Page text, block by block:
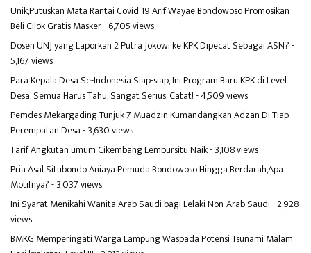
Unik,Putuskan Mata Rantai Covid 19 Arif Wayae Bondowoso Promosikan
Beli Cilok Gratis Masker- 6,705 views
Dosen UNJ yang Laporkan 2 Putra Jokowi ke KPK Dipecat Sebagai ASN?-
5,167 views
Para Kepala Desa Se-Indonesia Siap-siap, Ini Program Baru KPK di Level
Desa, Semua Harus Tahu, Sangat Serius, Catat!- 4,509 views
Pemdes Mekargading Tunjuk 7 Muadzin Kumandangkan Adzan Di Tiap
Perempatan Desa- 3,630 views
Tarif Angkutan umum Cikembang Lembursitu Naik- 3,108 views
Pria Asal Situbondo Aniaya Pemuda Bondowoso Hingga Berdarah,Apa
Motifnya?- 3,037 views
Ini Syarat Menikahi Wanita Arab Saudi bagi Lelaki Non-Arab Saudi- 2,928
views
BMKG Memperingati Warga Lampung Waspada Potensi Tsunami Malam